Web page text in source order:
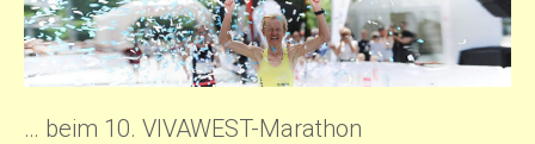
… beim 10. VIVAWEST-Marathon